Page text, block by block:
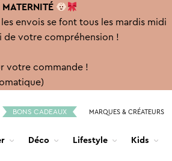
MATERNITÉ
envois se font tous les mardis midi
de votre compréhension !
votre commande !
BONS CADEAUX MARQUES & CRÉATEURS
Déco Lifestyle Kids